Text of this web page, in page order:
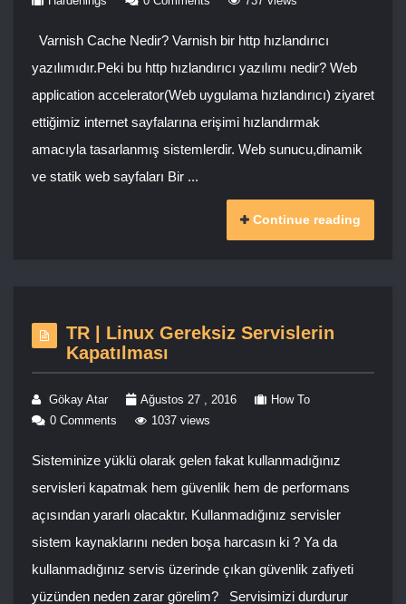
Varnish Cache Nedir? Varnish bir http hızlandırıcı
yazılımıdır.Peki bu http hızlandırıcı yazılımı nedir? Web
application accelerator(Web uygulama hızlandırıcı) ziyaret
ettiğimiz internet sayfalarına erişimi hızlandırmak
amacıyla tasarlanmış sistemlerdir. Web sunucu,dinamik
ve statik web sayfaları Bir ...
Continue reading
TR | Linux Gereksiz Servislerin
Kapatılması
Gökay Atar Ağustos 27 , 2016
How To
0 Comments
1037 views
Sisteminize yüklü olarak gelen fakat kullanmadığınız
servisleri kapatmak hem güvenlik hem de performans
açısından yararlı olacaktır. Kullanmadığınız servisler
sistem kaynaklarını neden boşa harcasın ki ? Ya da
kullanmadığınız servis üzerinde çıkan güvenlik zafiyeti
yüzünden neden zarar görelim? Servisimizi durdurur